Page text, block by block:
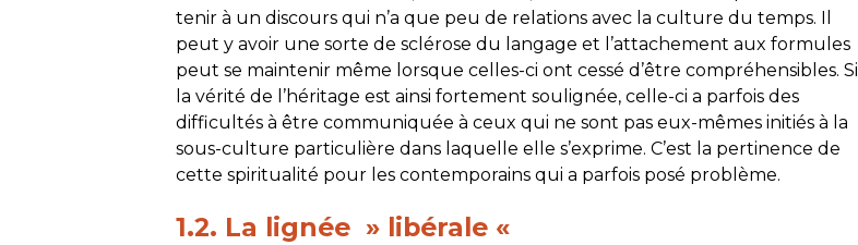
tenir à un discours qui n’a que peu de relations avec la culture du temps. Il
peut y avoir une sorte de sclérose du langage et l’attachement aux formules
peut se maintenir même lorsque celles-ci ont cessé d’être compréhensibles. Si
la vérité de l’héritage est ainsi fortement soulignée, celle-ci a parfois des
difficultés à être communiquée à ceux qui ne sont pas eux-mêmes initiés à la
sous-culture particulière dans laquelle elle s’exprime. C’est la pertinence de
cette spiritualité pour les contemporains qui a parfois posé problème.
1.2. La lignée » libérale «